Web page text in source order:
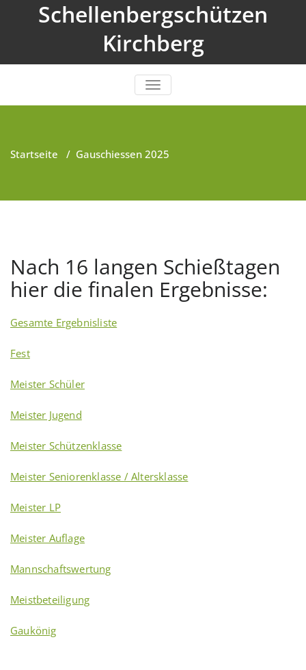
Schellenbergschützen
Kirchberg
NAVIGATION UMSCHALTEN
Startseite / Gauschiessen 2025
Nach 16 langen Schießtagen
hier die finalen Ergebnisse:
Gesamte Ergebnisliste
Fest
Meister Schüler
Meister Jugend
Meister Schützenklasse
Meister Seniorenklasse / Altersklasse
Meister LP
Meister Auflage
Mannschaftswertung
Meistbeteiligung
Gaukönig